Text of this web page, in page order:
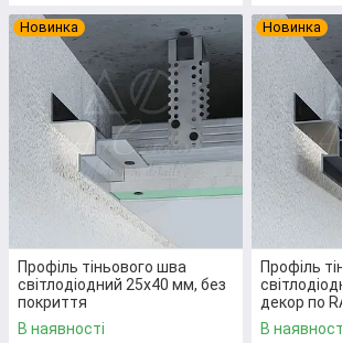
Узгодження деталей,
Оплата на розрахунковий
Запуск в роботу (у разі
виготовлення за індивідуальними
Новинка
Профіль тіньового шва
світлодіодний 25х40 мм, без
покриття
В наявності
Новинка
Профіль
декор по
В